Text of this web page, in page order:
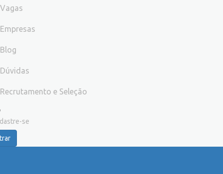
Vagas
Empresas
Blog
Dúvidas
Recrutamento e Seleção
se